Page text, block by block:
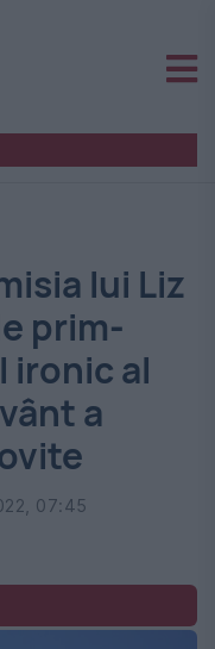
lui Liz
prim-
ironic al
a
07:45